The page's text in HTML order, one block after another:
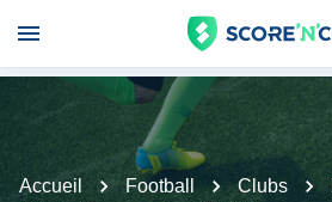
Accueil Football Clubs